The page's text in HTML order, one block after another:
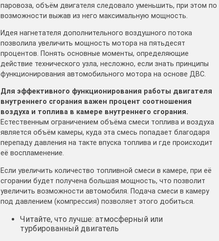
паровоза, объём двигателя следовало уменьшить, при этом по
возможности выжав из него максимальную мощность.
Идея нагнетателя дополнительного воздушного потока
позволила увеличить мощность мотора на пятьдесят
процентов. Понять основные моменты, определяющие
действие технического узла, несложно, если знать принципы
функционирования автомобильного мотора на основе ДВС.
Для эффективного функционирования работы двигателя
внутреннего сгорания важен процент соотношения
воздуха и топлива в камере внутреннего сгорания.
Естественным ограничением объёма смеси топлива и воздуха
является объём камеры, куда эта смесь попадает благодаря
перепаду давления на такте впуска топлива и где происходит
её воспламенение.
Если увеличить количество топливной смеси в камере, при её
сгорании будет получена большая мощность, что позволит
увеличить возможности автомобиля. Подача смеси в камеру
под давлением (компрессия) позволяет этого добиться.
Читайте, что лучше: атмосферный или
турбированный двигатель